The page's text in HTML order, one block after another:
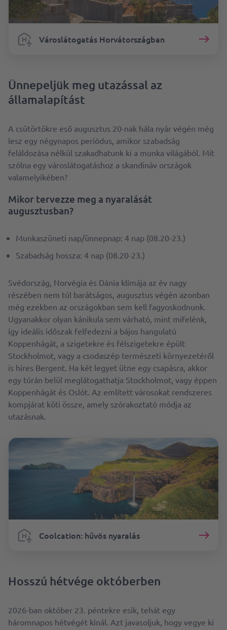
Városlátogatás Horvátországban
Ünnepeljük meg utazással az
államalapítást
A csütörtökre eső augusztus 20-nak hála nyár végén még
lesz egy négynapos periódus, amikor szabadság
feláldozása nélkül szakadhatunk ki a munka világából. Mit
szólna egy városlátogatáshoz a skandináv országok
valamelyikében?
Mikor tervezze meg a nyaralását
augusztusban?
Munkaszüneti nap/ünnepnap: 4 nap (08.20-23.)
Szabadság hossza: 4 nap (08.20-23.)
Svédország, Norvégia és Dánia klímája az év nagy
részében nem túl barátságos, augusztus végén azonban
még ezekben az országokban sem kell fagyoskodnunk.
Ugyanakkor olyan kánikula sem várható, mint mifelénk,
így ideális időszak felfedezni a bájos hangulatú
Koppenhágát, a szigetekre és félszigetekre épült
Stockholmot, vagy a csodaszép természeti környezetéről
is híres Bergent. Ha két legyet ütne egy csapásra, akkor
egy túrán belül meglátogathatja Stockholmot, vagy éppen
Koppenhágát és Oslót. Az említett városokat rendszeres
kompjárat köti össze, amely szórakoztató módja az
utazásnak.
Coolcation: hűvös nyaralás
Hosszú hétvége októberben
2026-ban október 23. péntekre esik, tehát egy
háromnapos hétvégét kínál. Azt javasoljuk, hogy vegye ki